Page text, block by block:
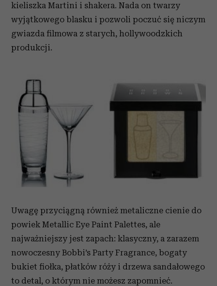
kieliszka Martini i shakera. Nada on twarzy
wyjątkowego blasku i pozwoli poczuć się niczym
gwiazda filmowa z starych, hollywoodzkich
produkcji.
Uwagę przyciągną również metaliczne cienie do
powiek Metallic Eye Paint Palettes, ale
najważniejszy jest zapach: klasyczny, a zarazem
nowoczesny Bobbi’s Party Fragrance, bogaty
bukiet fiołka, płatków róży i drzewa sandałowego
to detal, o którym nie możesz zapomnieć.